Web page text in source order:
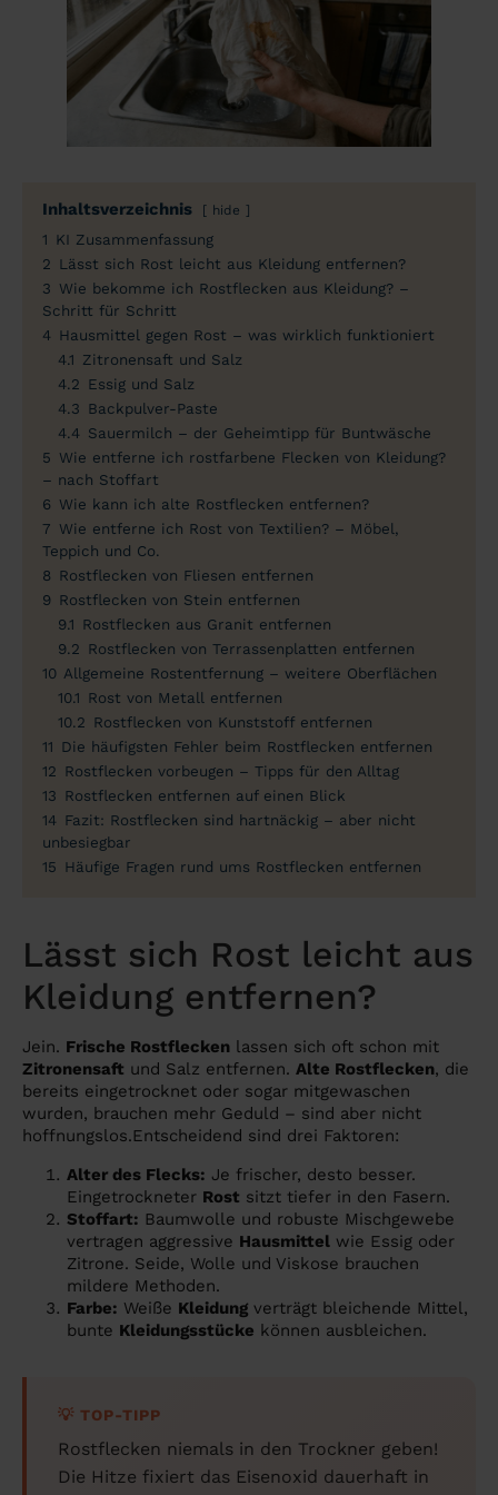
Inhaltsverzeichnis hide
1 KI Zusammenfassung
2 Lässt sich Rost leicht aus Kleidung entfernen?
3 Wie bekomme ich Rostflecken aus Kleidung? –
Schritt für Schritt
4 Hausmittel gegen Rost – was wirklich funktioniert
4.1 Zitronensaft und Salz
4.2 Essig und Salz
4.3 Backpulver-Paste
4.4 Sauermilch – der Geheimtipp für Buntwäsche
5 Wie entferne ich rostfarbene Flecken von Kleidung?
– nach Stoffart
6 Wie kann ich alte Rostflecken entfernen?
7 Wie entferne ich Rost von Textilien? – Möbel,
Teppich und Co.
8 Rostflecken von Fliesen entfernen
9 Rostflecken von Stein entfernen
9.1 Rostflecken aus Granit entfernen
9.2 Rostflecken von Terrassenplatten entfernen
10 Allgemeine Rostentfernung – weitere Oberflächen
10.1 Rost von Metall entfernen
10.2 Rostflecken von Kunststoff entfernen
11 Die häufigsten Fehler beim Rostflecken entfernen
12 Rostflecken vorbeugen – Tipps für den Alltag
13 Rostflecken entfernen auf einen Blick
14 Fazit: Rostflecken sind hartnäckig – aber nicht
unbesiegbar
15 Häufige Fragen rund ums Rostflecken entfernen
Lässt sich Rost leicht aus
Kleidung entfernen?
Jein. Frische Rostflecken lassen sich oft schon mit
Zitronensaft und Salz entfernen. Alte Rostflecken, die
bereits eingetrocknet oder sogar mitgewaschen
wurden, brauchen mehr Geduld – sind aber nicht
hoffnungslos.Entscheidend sind drei Faktoren:
Alter des Flecks: Je frischer, desto besser.
Eingetrockneter Rost sitzt tiefer in den Fasern.
Stoffart: Baumwolle und robuste Mischgewebe
vertragen aggressive Hausmittel wie Essig oder
Zitrone. Seide, Wolle und Viskose brauchen
mildere Methoden.
Farbe: Weiße Kleidung verträgt bleichende Mittel,
bunte Kleidungsstücke können ausbleichen.
💡 TOP-TIPP
Rostflecken niemals in den Trockner geben!
Die Hitze fixiert das Eisenoxid dauerhaft in